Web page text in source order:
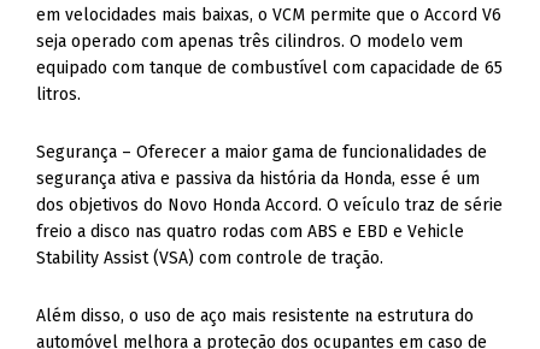
em velocidades mais baixas, o VCM permite que o Accord V6
seja operado com apenas três cilindros. O modelo vem
equipado com tanque de combustível com capacidade de 65
litros.
Segurança – Oferecer a maior gama de funcionalidades de
segurança ativa e passiva da história da Honda, esse é um
dos objetivos do Novo Honda Accord. O veículo traz de série
freio a disco nas quatro rodas com ABS e EBD e Vehicle
Stability Assist (VSA) com controle de tração.
Além disso, o uso de aço mais resistente na estrutura do
automóvel melhora a proteção dos ocupantes em caso de